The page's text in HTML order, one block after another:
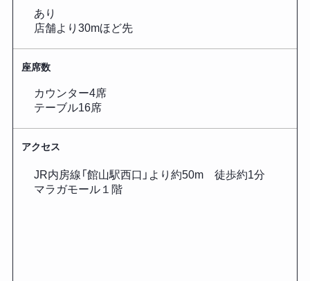
あり
店舗より30mほど先
座席数
カウンター4席
テーブル16席
アクセス
JR内房線「館山駅西口」より約50m 徒歩約1分
マラガモール１階